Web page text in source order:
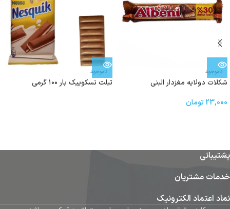
ناموجود
شکلات دولایه مغزدار البنی
23,000تومان
ناموجود
تبلت نسکوییک بار ۱۰۰ گرمی
پشتیبانی
خدمات مشتریان
نماد اعتماد الکترونیک